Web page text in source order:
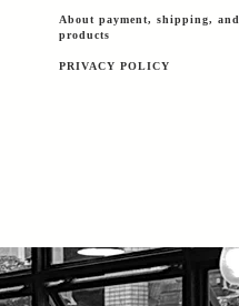
About payment, shipping, and
products
PRIVACY POLICY